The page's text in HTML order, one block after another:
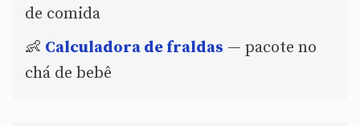
de comida
👶 Calculadora de fraldas — pacote no
chá de bebê